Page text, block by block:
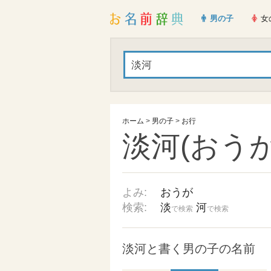
男の子 女
ホーム > 男の子 > お行
淡河(おう
よみ:
おうが
検索:
淡で検索 河で検索
淡河と書く男の子の名前